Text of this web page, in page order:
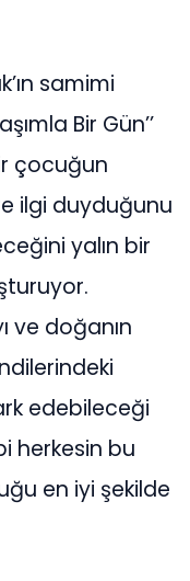
samimi
Bir Gün’’
çocuğun
ilgi duyduğunu
yalın bir
ve doğanın
edebileceği
herkesin bu
en iyi şekilde